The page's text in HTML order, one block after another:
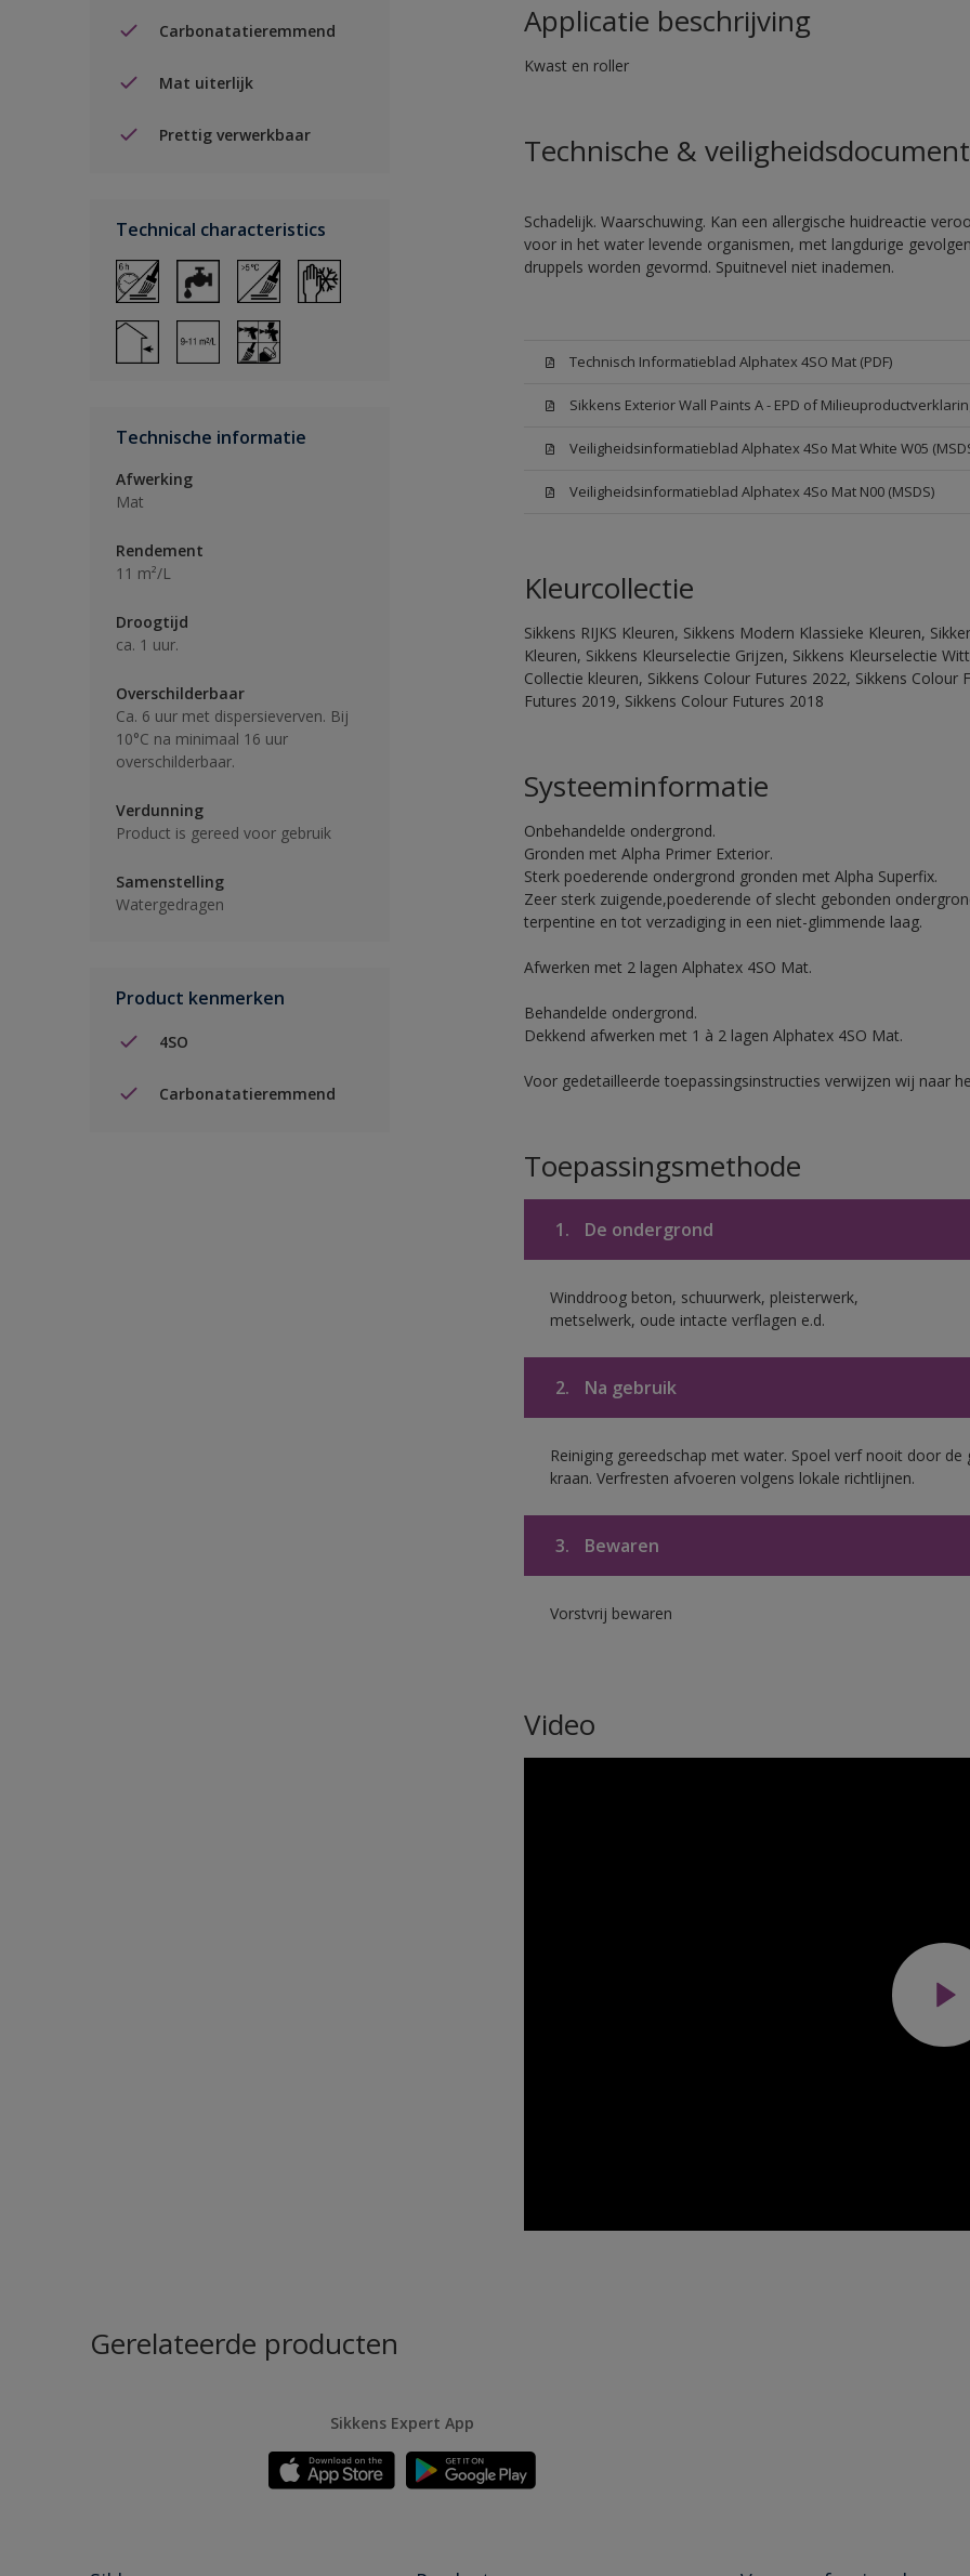
Carbonatatieremmend
Mat uiterlijk
Prettig verwerkbaar
Technical characteristics
Technische informatie
Afwerking
Mat
Rendement
11 m²/L
Droogtijd
ca. 1 uur.
Overschilderbaar
Ca. 6 uur met dispersieverven. Bij
10°C na minimaal 16 uur
overschilderbaar.
Verdunning
Product is gereed voor gebruik
Samenstelling
Watergedragen
Product kenmerken
4SO
Carbonatatieremmend
Applicatie beschrijving
Kwast en roller
Technische &
Schadelijk. Waarschuwing. Kan een allergische huidreactie
voor in het water levende organismen, met langdurige
druppels worden gevormd. Spuitnevel niet inademen.
Technisch Informatieblad Alphatex 4SO Mat (PDF)
Sikkens Exterior Wall Paints A - EPD of
Veiligheidsinformatieblad Alphatex 4So Mat White W05
Veiligheidsinformatieblad Alphatex 4So Mat N00 (MSDS)
Kleurcollectie
Sikkens RIJKS Kleuren, Sikkens Modern Klassieke Kleuren,
Kleuren, Sikkens Kleurselectie Grijzen, Sikkens Kleurselectie
Collectie kleuren, Sikkens Colour Futures 2022, Sikkens
Futures 2019, Sikkens Colour Futures 2018
Systeeminformatie
Onbehandelde ondergrond.
Gronden met Alpha Primer Exterior.
Sterk poederende ondergrond gronden met Alpha Superfix.
Zeer sterk zuigende,poederende of slecht gebonden
terpentine en tot verzadiging in een niet-glimmende laag.
Afwerken met 2 lagen Alphatex 4SO Mat.
Behandelde ondergrond.
Dekkend afwerken met 1 à 2 lagen Alphatex 4SO Mat.
Voor gedetailleerde toepassingsinstructies verwijzen wij naar
Toepassingsmethode
1. De ondergrond
Winddroog beton, schuurwerk, pleisterwerk,
metselwerk, oude intacte verflagen e.d.
2. Na gebruik
Reiniging gereedschap met water. Spoel verf nooit door
kraan. Verfresten afvoeren volgens lokale richtlijnen.
3. Bewaren
Vorstvrij bewaren
Video
Gerelateerde producten
Sikkens Expert App